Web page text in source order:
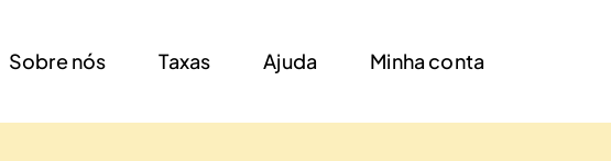
Sobre nós Taxas Ajuda Minha conta